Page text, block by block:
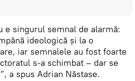
e singurul semnal de alarmă:
ideologică și la o
iar semnalele au fost foarte
s-a schimbat – dar se
a spus Adrian Năstase.